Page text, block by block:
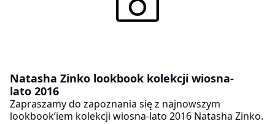
Natasha Zinko lookbook kolekcji wiosna-
lato 2016
Zapraszamy do zapoznania się z najnowszym
lookbook’iem kolekcji wiosna-lato 2016 Natasha Zinko.